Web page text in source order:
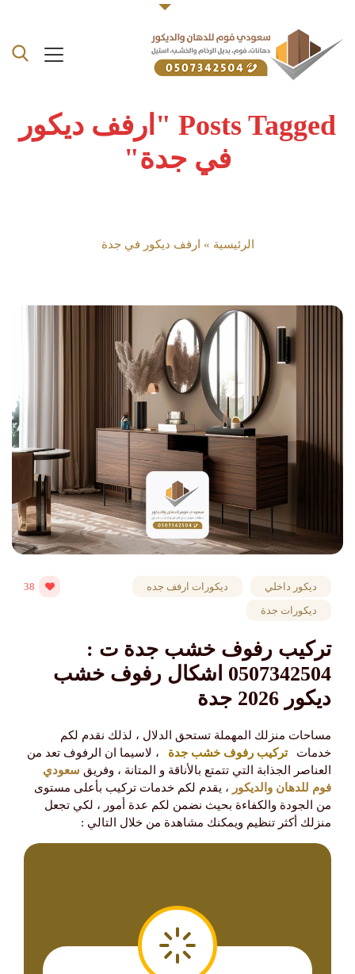
Posts Tagged "ارفف ديكور
في جدة"
الرئيسية » ارفف ديكور في جدة
ديكور داخلي
ديكورات ارفف جده
ديكورات جدة
38
تركيب رفوف خشب جدة ت :
0507342504 اشكال رفوف خشب
ديكور 2026 جدة
مساحات منزلك المهملة تستحق الدلال ، لذلك نقدم لكم
خدمات
تركيب رفوف خشب جدة
، لاسيما ان الرفوف تعد من
العناصر الجذابة التي تتمتع بالأناقة و المتانة ، وفريق سعودي
فوم للدهان والديكور ، يقدم لكم خدمات تركيب بأعلى مستوى
من الجودة والكفاءة بحيث نضمن لكم عدة أمور ، لكي تجعل
منزلك أكثر تنظيم ويمكنك مشاهدة من خلال التالي :